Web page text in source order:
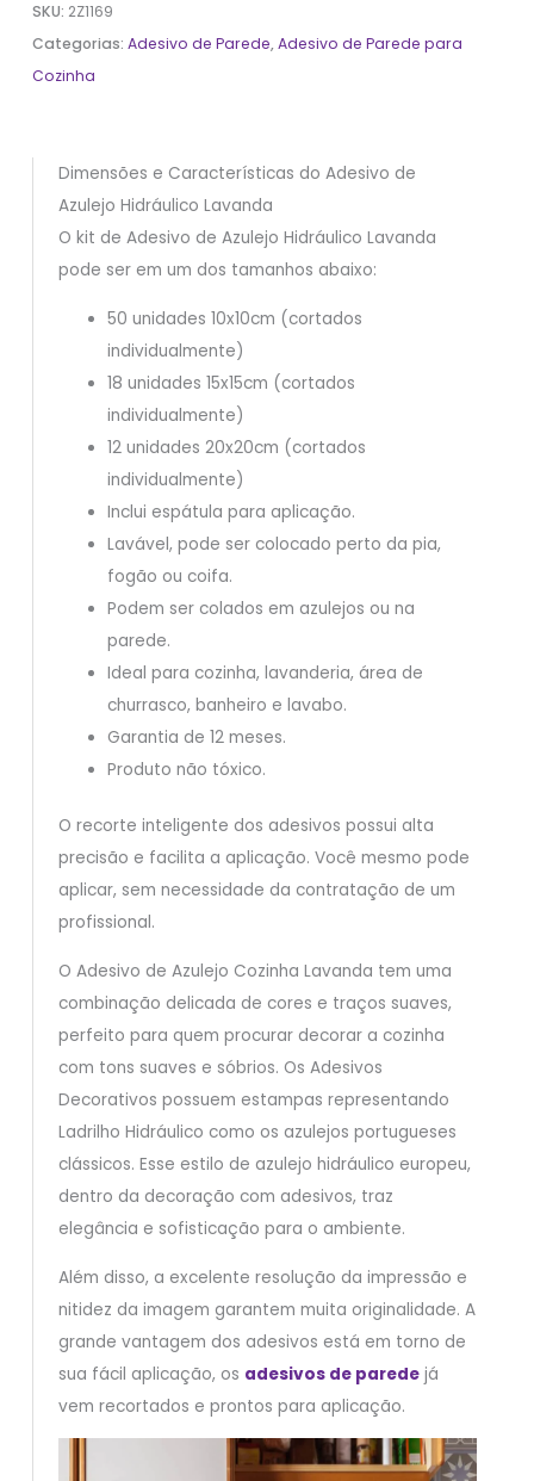
SKU: 2Z1169
Categorias:Adesivo de Parede,Adesivo de Parede para
Cozinha
Dimensões e Características do Adesivo de
Azulejo Hidráulico Lavanda
O kit de Adesivo de Azulejo Hidráulico Lavanda
pode ser em um dos tamanhos abaixo:
50 unidades 10x10cm (cortados
individualmente)
18 unidades 15x15cm (cortados
individualmente)
12 unidades 20x20cm (cortados
individualmente)
Inclui espátula para aplicação.
Lavável, pode ser colocado perto da pia,
fogão ou coifa.
Podem ser colados em azulejos ou na
parede.
Ideal para cozinha, lavanderia, área de
churrasco, banheiro e lavabo.
Garantia de 12 meses.
Produto não tóxico.
O recorte inteligente dos adesivos possui alta
precisão e facilita a aplicação. Você mesmo pode
aplicar, sem necessidade da contratação de um
profissional.
O Adesivo de Azulejo Cozinha Lavanda tem uma
combinação delicada de cores e traços suaves,
perfeito para quem procurar decorar a cozinha
com tons suaves e sóbrios. Os Adesivos
Decorativos possuem estampas representando
Ladrilho Hidráulico como os azulejos portugueses
clássicos. Esse estilo de azulejo hidráulico europeu,
dentro da decoração com adesivos, traz
elegância e sofisticação para o ambiente.
Além disso, a excelente resolução da impressão e
nitidez da imagem garantem muita originalidade. A
grande vantagem dos adesivos está em torno de
sua fácil aplicação, os adesivos de paredejá
vem recortados e prontos para aplicação.